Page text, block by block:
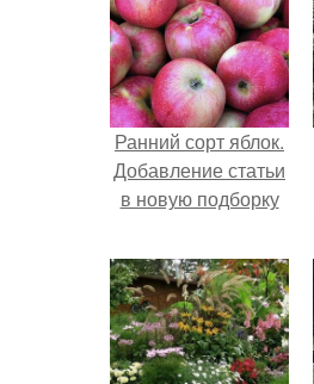
Ранний сорт яблок.
Добавление статьи
в новую подборку